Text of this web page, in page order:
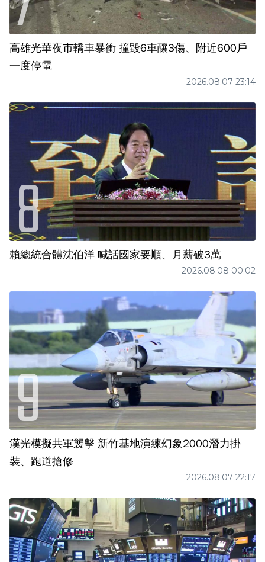
高雄光華夜市轎車暴衝 撞毀6車釀3傷、附近600戶
一度停電
2026.08.07 23:14
賴總統合體沈伯洋 喊話國家要順、月薪破3萬
2026.08.08 00:02
漢光模擬共軍襲擊 新竹基地演練幻象2000潛力掛
裝、跑道搶修
2026.08.07 22:17